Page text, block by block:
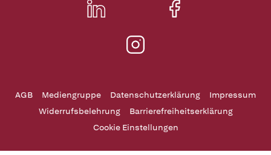
AGB Mediengruppe Datenschutzerklärung
Impressum
Widerrufsbelehrung
Barrierefreiheitserklärung
Cookie Einstellungen